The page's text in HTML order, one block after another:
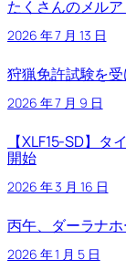
たくさんのメル
2026 年 7 月 13 日
狩猟免許試験を受
2026 年 7 月 9 日
【XLF15-SD】
開始
2026 年 3 月 16 日
丙午、ダーラナホ
2026 年 1 月 5 日